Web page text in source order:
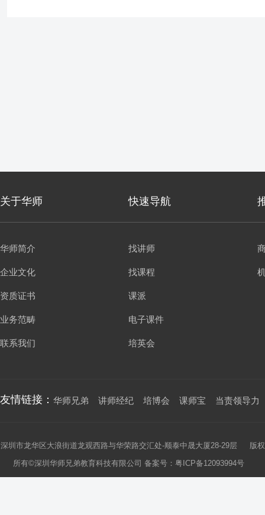
关于华师 快速导航
华师简介
企业文化
资质证书
业务范畴
联系我们
找讲师
找课程
课派
电子课件
培英会
友情链接： 华师兄弟 讲师经纪 培博会 课师宝 当责领导力
深圳市龙华区大浪街道龙观西路与华荣路交汇处-顺泰中晟大厦28-29层 版权
所有©深圳华师兄弟教育科技有限公司 备案号： 粤ICP备12093994号